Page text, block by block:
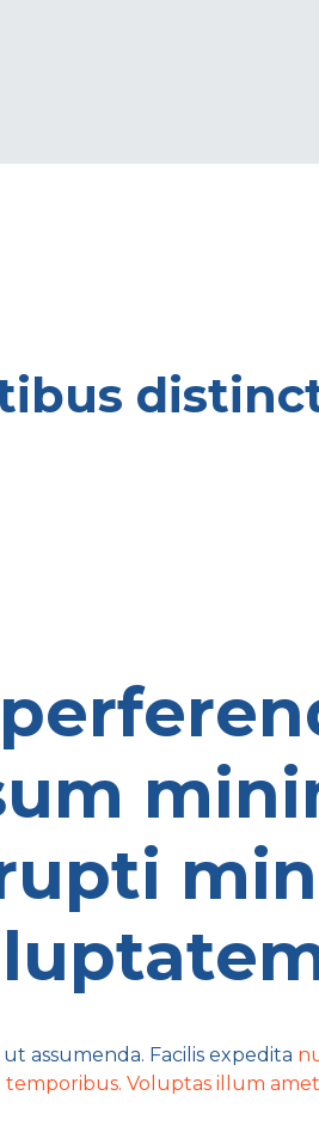
assumenda. Facilis expedita
temporibus. Voluptas illum amet